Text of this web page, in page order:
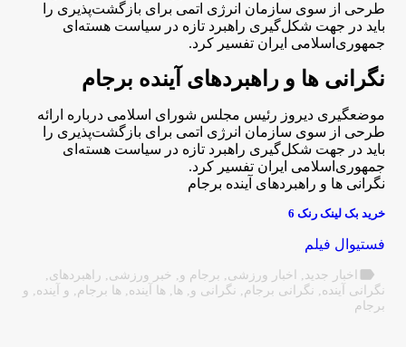
طرحی از سوی سازمان انرژی اتمی برای بازگشت‌پذیری را
باید در جهت شکل‌گیری راهبرد تازه در سیاست هسته‌ای
جمهوری‌اسلامی ایران تفسیر کرد.
نگرانی ها و راهبردهای آینده برجام
موضعگیری دیروز رئیس مجلس شورای اسلامی درباره ارائه
طرحی از سوی سازمان انرژی اتمی برای بازگشت‌پذیری را
باید در جهت شکل‌گیری راهبرد تازه در سیاست هسته‌ای
جمهوری‌اسلامی ایران تفسیر کرد.
نگرانی ها و راهبردهای آینده برجام
خرید بک لینک رنک 6
فستیوال فیلم
label اخبار جدید, اخبار ورزشی, برجام و , خبر ورزشی, راهبردهای,
نگرانی آینده, نگرانی برجام, نگرانی و , ها, ها آینده, ها برجام, و آینده, و
برجام